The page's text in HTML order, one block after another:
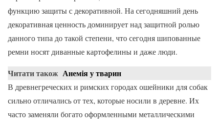
функцию защиты с декоративной. На сегодняшний день
декоративная ценность доминирует над защитной ролью
данного типа до такой степени, что сегодня шипованные
ремни носят диванные картофелины и даже люди.
Читати також Анемія у тварин
В древнегреческих и римских городах ошейники для собак
сильно отличались от тех, которые носили в деревне. Их
часто заменяли богато оформленными металлическими